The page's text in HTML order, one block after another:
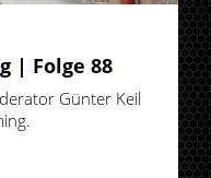
| Folge 88
Günter Keil